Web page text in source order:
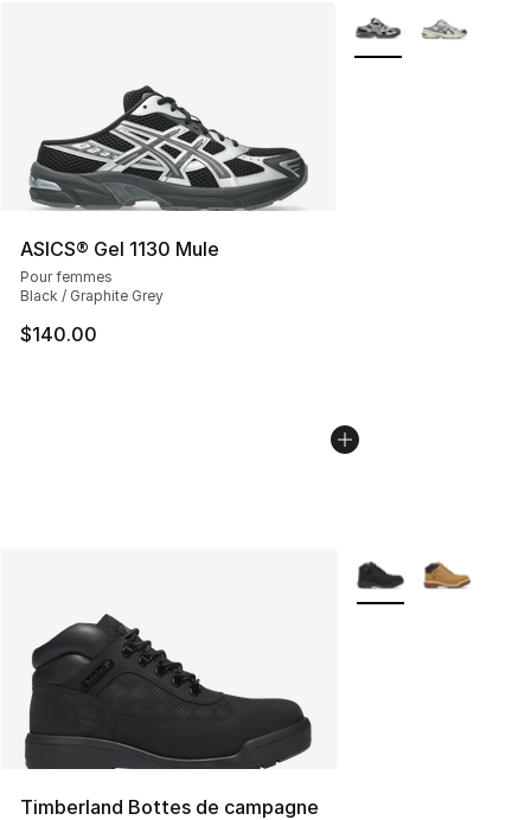
ASICS® Gel 1130 Mule
Pour femmes
Black / Graphite Grey
$140.00
Plus de couleurs
Timberland Bottes de campagne
Plus de couleurs